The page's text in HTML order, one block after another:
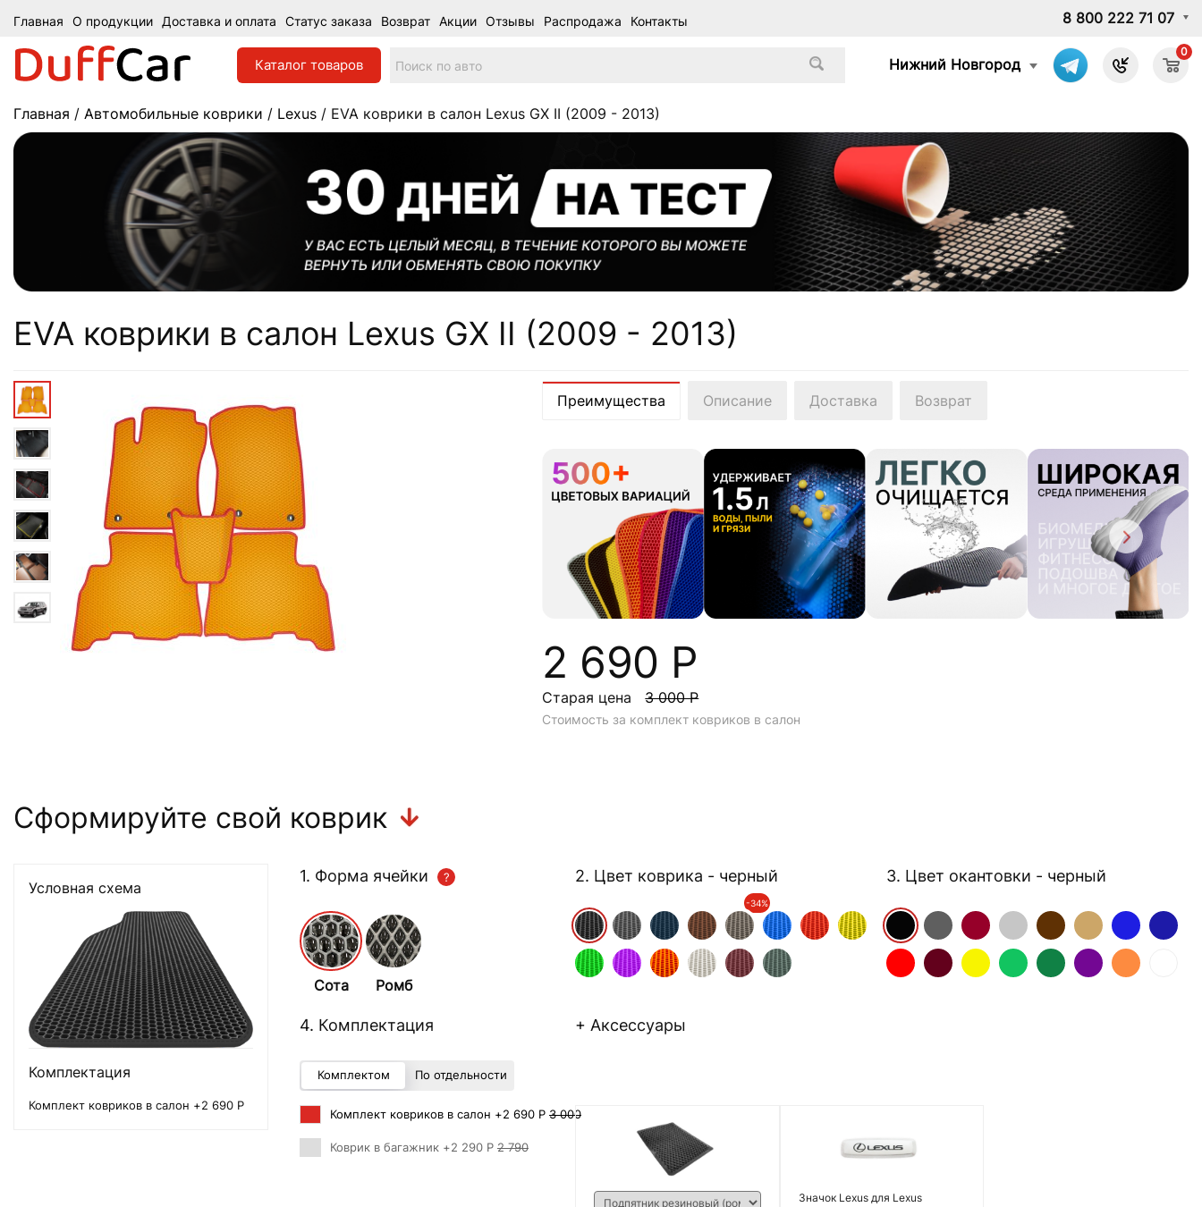
Главная О продукции Доставка и оплата Статус заказа Возврат Акции Отзывы Распродажа Контакты 8 800 222 71 07
Каталог товаров Нижний Новгород
0
Главная / Автомобильные коврики / Lexus / EVA коврики в салон Lexus GX II (2009 - 2013)
EVA коврики в салон Lexus GX II (2009 - 2013)
Преимущества Описание Доставка Возврат
2 690 Р
Старая цена 3 000 Р
Стоимость за комплект ковриков в салон
Сформируйте свой коврик
1. Форма ячейки
Сота Ромб
2. Цвет коврика - черный
-34%
3. Цвет окантовки - черный
4. Комплектация
Комплектом По отдельности
Комплект ковриков в салон +2 690 Р 3 000
Коврик в багажник +2 290 Р 2 790
+ Аксессуары
Значок Lexus для Lexus
Условная схема
Комплектация
Комплект ковриков в салон +2 690 Р